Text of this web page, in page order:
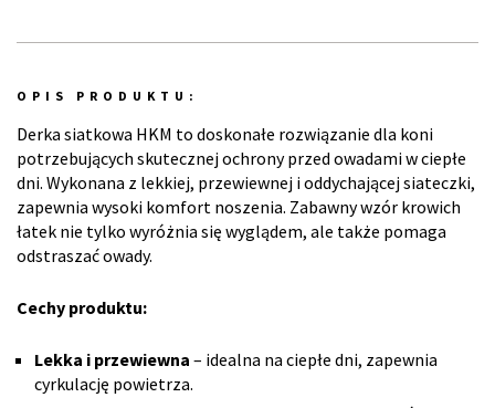
OPIS PRODUKTU:
Derka siatkowa HKM to doskonałe rozwiązanie dla koni
potrzebujących skutecznej ochrony przed owadami w ciepłe
dni. Wykonana z lekkiej, przewiewnej i oddychającej siateczki,
zapewnia wysoki komfort noszenia. Zabawny wzór krowich
łatek nie tylko wyróżnia się wyglądem, ale także pomaga
odstraszać owady.
Cechy produktu:
Lekka i przewiewna – idealna na ciepłe dni, zapewnia
cyrkulację powietrza.